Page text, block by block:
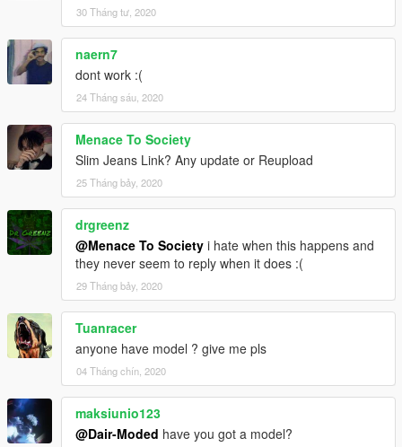
30 Tháng tư, 2020
naern7
dont work :(
24 Tháng sáu, 2020
Menace To Society
Slim Jeans Link? Any update or Reupload
25 Tháng bảy, 2020
drgreenz
@Menace To Society i hate when this happens and
they never seem to reply when it does :(
29 Tháng bảy, 2020
Tuanracer
anyone have model ? give me pls
04 Tháng chín, 2020
maksiunio123
@Dair-Moded have you got a model?